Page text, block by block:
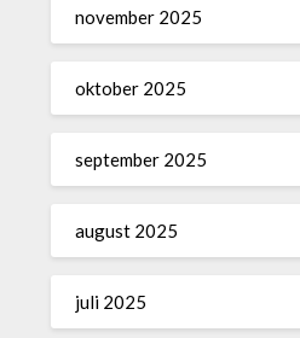
november 2025
oktober 2025
september 2025
august 2025
juli 2025